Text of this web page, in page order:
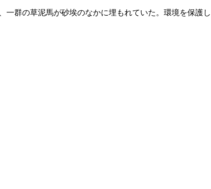
群の草泥馬が砂埃のなかに埋もれていた。環境を保護し